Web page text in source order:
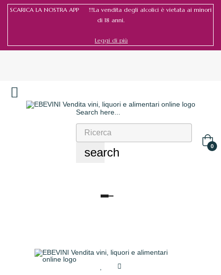
SCARICA LA NOSTRA APP !!!La vendita degli alcolici è vietata ai minori
di 18 anni.
Leggi di più
Search here...
search 0
navigazione